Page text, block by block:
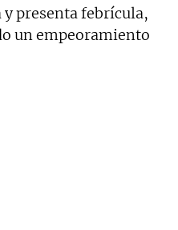
presenta febrícula,
un empeoramiento